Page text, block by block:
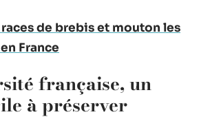
races de brebis et mouton les
France
française, un
à préserver